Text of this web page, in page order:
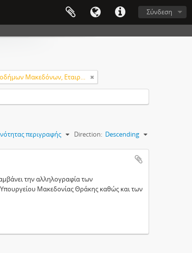
Σύνδεση
Κέντρο Αποδήμων Μακεδόνων, Εταιρεία Μακεδονικών Σπουδών.
περιγραφής Direction: Descending
την αλληλογραφία των
Μακεδονίας Θράκης καθώς και των